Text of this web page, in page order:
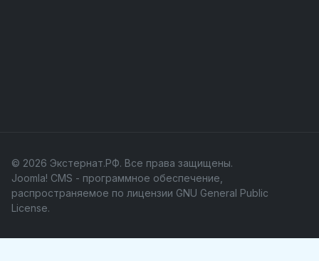
© 2026 Экстернат.РФ. Все права защищены.
Joomla! CMS - программное обеспечение,
распространяемое по лицензии GNU General Public
License.